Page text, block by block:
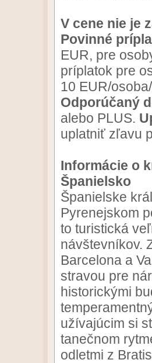
V cene nie je
Povinné
EUR, pre
príplatok pre
10 EUR/
Odporúčaný
alebo PLUS.
uplatniť zľavu
Informácie o
Španielsko
Španielske
Pyrenejskom
to turistická
návštevníkov.
Barcelona a
stravou pre
historickými
užívajúcim si
tanečnom
odletmi z